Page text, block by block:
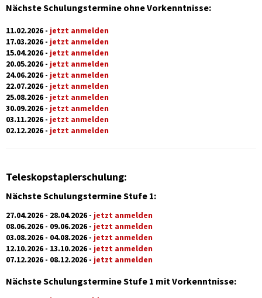
Nächste Schulungstermine ohne Vorkenntnisse:
11.02.2026 - jetzt anmelden
17.03.2026 - jetzt anmelden
15.04.2026 - jetzt anmelden
20.05.2026 - jetzt anmelden
24.06.2026 - jetzt anmelden
22.07.2026 - jetzt anmelden
25.08.2026 - jetzt anmelden
30.09.2026 - jetzt anmelden
03.11.2026 - jetzt anmelden
02.12.2026 - jetzt anmelden
Teleskopstaplerschulung:
Nächste Schulungstermine Stufe 1:
27.04.2026 - 28.04.2026 - jetzt anmelden
08.06.2026 - 09.06.2026 - jetzt anmelden
03.08.2026 - 04.08.2026 - jetzt anmelden
12.10.2026 - 13.10.2026 - jetzt anmelden
07.12.2026 - 08.12.2026 - jetzt anmelden
Nächste Schulungstermine Stufe 1 mit Vorkenntnisse: